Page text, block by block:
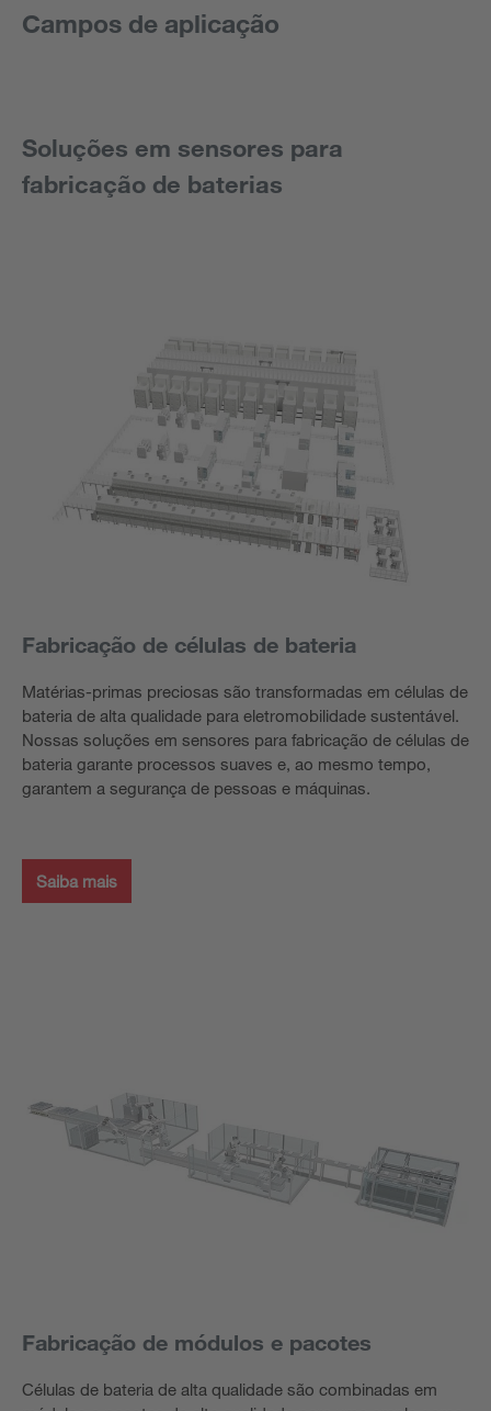
Campos de aplicação
Soluções em sensores para
fabricação de baterias
Fabricação de células de bateria
Matérias-primas preciosas são transformadas em células de
bateria de alta qualidade para eletromobilidade sustentável.
Nossas soluções em sensores para fabricação de células de
bateria garante processos suaves e, ao mesmo tempo,
garantem a segurança de pessoas e máquinas.
Saiba mais
Fabricação de módulos e pacotes
Células de bateria de alta qualidade são combinadas em